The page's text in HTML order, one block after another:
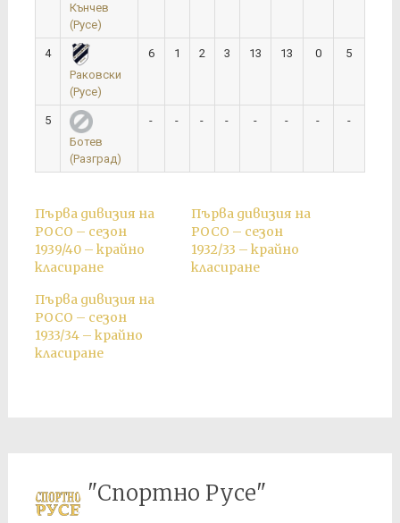
Кънчев
(Русе)
4
Раковски
(Русе)
6 1 2 3 13 13 0 5
5
Ботев
(Разград)
- - - - - - - -
Първа дивизия на
РОСО – сезон
1939/40 – крайно
класиране
Първа дивизия на
РОСО – сезон
1932/33 – крайно
класиране
Първа дивизия на
РОСО – сезон
1933/34 – крайно
класиране
"Спортно Русе"